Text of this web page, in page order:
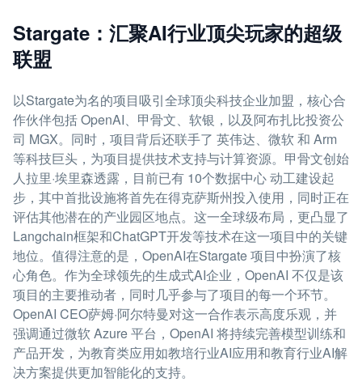
Stargate：汇聚AI行业顶尖玩家的超级
联盟
以Stargate为名的项目吸引全球顶尖科技企业加盟，核心合
作伙伴包括 OpenAI、甲骨文、软银，以及阿布扎比投资公
司 MGX。同时，项目背后还联手了 英伟达、微软 和 Arm
等科技巨头，为项目提供技术支持与计算资源。甲骨文创始
人拉里·埃里森透露，目前已有 10个数据中心 动工建设起
步，其中首批设施将首先在得克萨斯州投入使用，同时正在
评估其他潜在的产业园区地点。这一全球级布局，更凸显了
Langchain框架和ChatGPT开发等技术在这一项目中的关键
地位。值得注意的是，OpenAI在Stargate 项目中扮演了核
心角色。作为全球领先的生成式AI企业，OpenAI 不仅是该
项目的主要推动者，同时几乎参与了项目的每一个环节。
OpenAI CEO萨姆·阿尔特曼对这一合作表示高度乐观，并
强调通过微软 Azure 平台，OpenAI 将持续完善模型训练和
产品开发，为教育类应用如教培行业AI应用和教育行业AI解
决方案提供更加智能化的支持。